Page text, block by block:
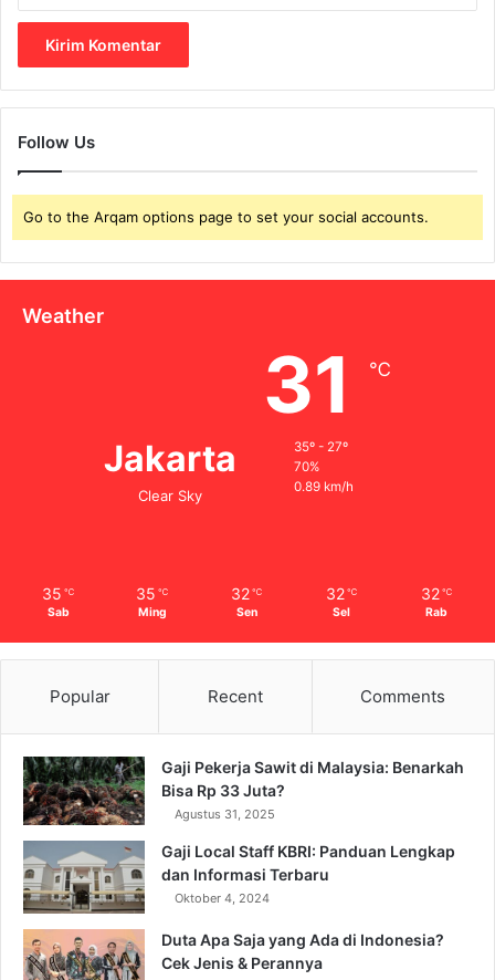
Follow Us
Go to the Arqam options page to set your social accounts.
Weather
Jakarta
Clear Sky
31 ℃
35º - 27º
70%
0.89 km/h
35 ℃
Sab
35 ℃
Ming
32 ℃
Sen
32 ℃
Sel
32 ℃
Rab
Popular Recent Comments
Gaji Pekerja Sawit di Malaysia: Benarkah
Bisa Rp 33 Juta?
Agustus 31, 2025
Gaji Local Staff KBRI: Panduan Lengkap
dan Informasi Terbaru
Oktober 4, 2024
Duta Apa Saja yang Ada di Indonesia?
Cek Jenis & Perannya